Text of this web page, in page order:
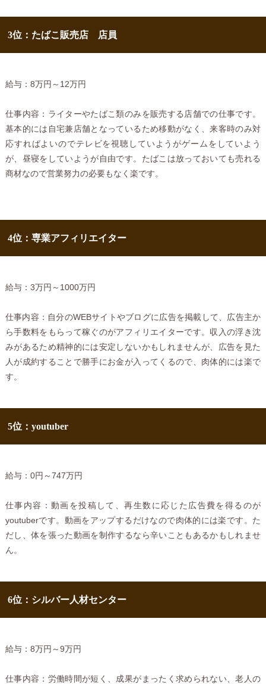
3位：たばこ販売店 店員
給与：8万円～12万円
仕事内容：ライターやたばこ類のみを販売する店舗での仕事です。
基本的には自宅兼店舗となっているため移動がなく、来客時のみ対
応すればよいのでテレビを視聴していようがゲームをしていよう
が、昼寝をしていようが自由です。たばこは放っておいても売れる
商材なので営業努力の必要もなく楽です。
4位：専業アフィリエイター
給与：3万円～1000万円
仕事内容：自分のWEBサイトやブログに広告を掲載して、広告主か
ら手数料をもらって稼ぐのがアフィリエイターです。収入の浮き沈
みがあるため精神的には安定しないかもしれませんが、広告を見た
人が成約することで勝手にお金が入ってくるので、肉体的には楽で
す。
5位：youtuber
給与：0円～747万円
仕事内容：動画を投稿して、再生数に応じた広告費を得るのが
youtuberです。動画をアップするだけなので肉体的には楽です。た
だし、体を張った動画を制作するなら辛いこともあるかもしれませ
ん。
6位：シルバー人材センター
給与：8万円～9万円
仕事内容：労働時間が短く、成果がまったく求められない、老人の